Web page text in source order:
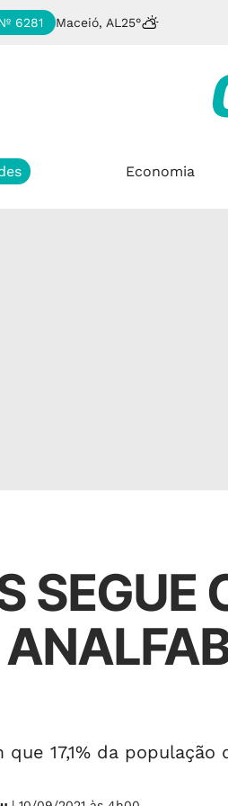
6281 Maceió, AL 25°
Economia
SEGUE
que 17,1% da